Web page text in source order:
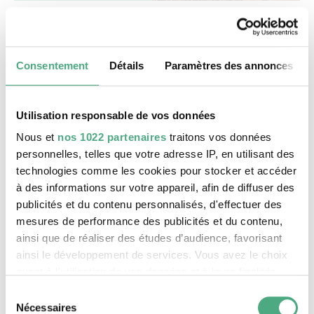
Consentement Détails Paramètres des annonces
Utilisation responsable de vos données
Nous et nos 1022 partenaires traitons vos données
personnelles, telles que votre adresse IP, en utilisant des
technologies comme les cookies pour stocker et accéder
à des informations sur votre appareil, afin de diffuser des
publicités et du contenu personnalisés, d'effectuer des
mesures de performance des publicités et du contenu,
ainsi que de réaliser des études d’audience, favorisant
ainsi le développement de services. Vous avez le choix
tout moment en consultant la Déclaration relative aux
Nécessaires
Le patrimoine mondial Völklinger Hütte
VISITE GUIDÉE PUBLIQUE
Le monte-charge incliné de la Völklinger Hütte
Copyright: Weltkulturerbe Völklinger Hütte | Karl
©
Le patrimoine mondial Völklinger Hütte